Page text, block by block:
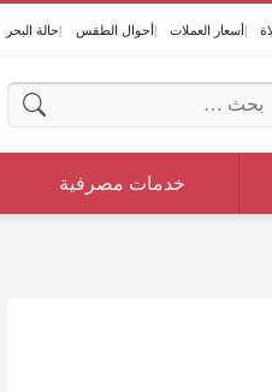
أسعار العملات أحوال الطقس حالة البحر
عن:
خدمات مصرفية